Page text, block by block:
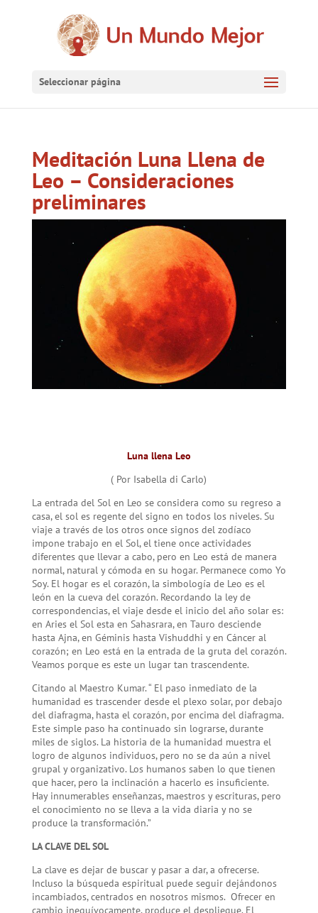
Seleccionar página
Meditación Luna Llena de
Leo – Consideraciones
preliminares
Luna llena Leo
( Por Isabella di Carlo)
La entrada del Sol en Leo se considera como su regreso a
casa, el sol es regente del signo en todos los niveles. Su
viaje a través de los otros once signos del zodíaco
impone trabajo en el Sol, el tiene once actividades
diferentes que llevar a cabo, pero en Leo está de manera
normal, natural y cómoda en su hogar. Permanece como Yo
Soy. El hogar es el corazón, la simbología de Leo es el
león en la cueva del corazón. Recordando la ley de
correspondencias, el viaje desde el inicio del año solar es:
en Aries el Sol esta en Sahasrara, en Tauro desciende
hasta Ajna, en Géminis hasta Vishuddhi y en Cáncer al
corazón; en Leo está en la entrada de la gruta del corazón.
Veamos porque es este un lugar tan trascendente.
Citando al Maestro Kumar. “ El paso inmediato de la
humanidad es trascender desde el plexo solar, por debajo
del diafragma, hasta el corazón, por encima del diafragma.
Este simple paso ha continuado sin lograrse, durante
miles de siglos. La historia de la humanidad muestra el
logro de algunos individuos, pero no se da aún a nivel
grupal y organizativo. Los humanos saben lo que tienen
que hacer, pero la inclinación a hacerlo es insuficiente.
Hay innumerables enseñanzas, maestros y escrituras, pero
el conocimiento no se lleva a la vida diaria y no se
produce la transformación.”
LA CLAVE DEL SOL
La clave es dejar de buscar y pasar a dar, a ofrecerse.
Incluso la búsqueda espiritual puede seguir dejándonos
incambiados, centrados en nosotros mismos. Ofrecer en
cambio inequívocamente, produce el despliegue. El